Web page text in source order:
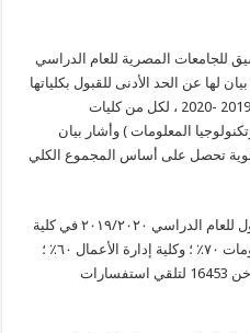
الدرلسي
الجديد
والحد
بكلياتها
مغلقة
للجامعات المصرية للعام الدراسي
لها عن الحد الأدنى للقبول بكلياتها
المعلومات ) وأشار بيان
تحصل على أساس المجموع الكلي
وقال بيان الجامعة أن الحد الأدنى للقبول للعام الدراسي ٢٠١٩/٢٠٢٠ في كلية
الهندسة ٨٠٪؜ ؛ وكلية الحاسبات والمعلومات ٧٠٪؜ ؛ وكلية إدارة الأعمال ٦٠٪؜ ؛
وعملت الجامعة على توفير الخط الساخن 16453 ؜لتلقي استفسارات